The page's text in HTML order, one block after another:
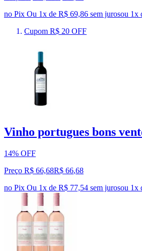
no Pix Ou 1x de R$ 69,86 sem jurosou 1x
Cupom R$ 20 OFF
Vinho portugues bons
14% OFF
Preço R$ 66,68R$ 66,68
no Pix Ou 1x de R$ 77,54 sem jurosou 1x